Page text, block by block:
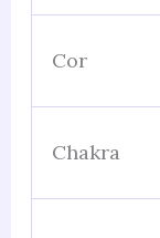
Cor
Chakra